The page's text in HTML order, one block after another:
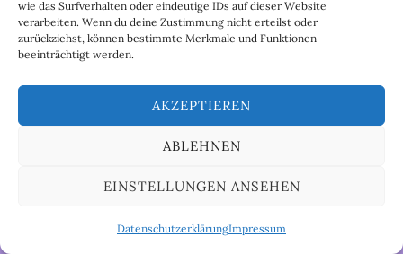
wie das Surfverhalten oder eindeutige IDs auf dieser Website
verarbeiten. Wenn du deine Zustimmung nicht erteilst oder
zurückziehst, können bestimmte Merkmale und Funktionen
beeinträchtigt werden.
AKZEPTIEREN
ABLEHNEN
EINSTELLUNGEN ANSEHEN
DatenschutzerklärungImpressum
vorbei!